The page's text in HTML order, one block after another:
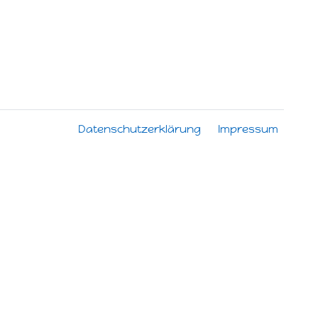
Datenschutzerklärung Impressum